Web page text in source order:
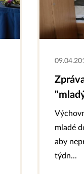
mladé
aby
týdn...